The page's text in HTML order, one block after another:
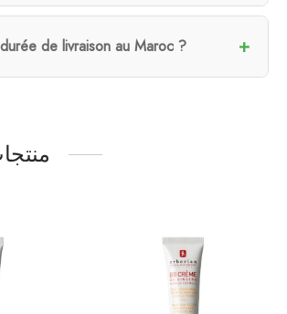
de livraison au Maroc ?